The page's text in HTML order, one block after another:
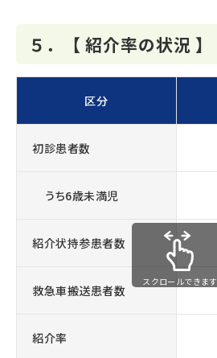
５．【 紹介率の状況 】
区分
初診患者数
うち6歳未満児
紹介状持参患者数
救急車搬送患者数
紹介率
スクロールできます